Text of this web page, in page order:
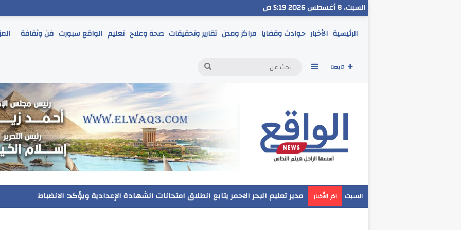
السبت، 8 أغسطس 2026 5:19 ص
الرئيسية الأخبار حوادث وقضايا مراكز ومدن تقارير وتحقيقات صحة وعلاج تعليم الواقع سبورت فن وثقافة
تابعنا إضافة عمود جانبي
بحث
السبت آخر الأخبار مدير تعليم البحر الاحمر يتابع انطلاق امتحانات الشهادة الإعدادية ويؤكد: الانضباط